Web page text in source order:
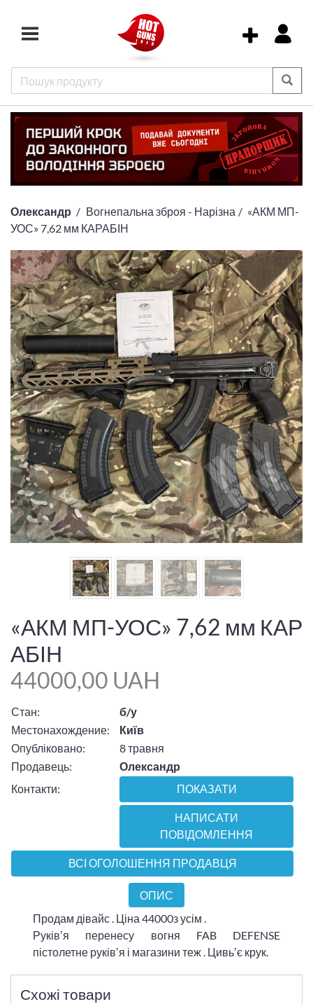
Олександр Вогнепальна зброя - Нарізна
«АКМ МП-
УОС» 7,62 мм КАРАБІН
«АКМ МП-УОС» 7,62 мм КАР
АБІН
44000,00 UAH
Стан:
б/у
Местонахождение:
Київ
Опубліковано:
8 травня
Продавець:
Олександр
Контакти:
ПОКАЗАТИ
НАПИСАТИ
ПОВІДОМЛЕННЯ
ВСІ ОГОЛОШЕННЯ ПРОДАВЦЯ
ОПИС
Продам дівайс . Ціна 44000з усім .
Руківʼя перенесу вогня FAB DEFENSE
пістолетне руківʼя і магазини теж . Цивьʼє крук.
Схожі товари